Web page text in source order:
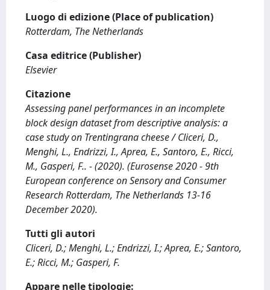
Luogo di edizione (Place of publication)
Rotterdam, The Netherlands
Casa editrice (Publisher)
Elsevier
Citazione
Assessing panel performances in an incomplete
block design dataset from descriptive analysis: a
case study on Trentingrana cheese / Cliceri, D.,
Menghi, L., Endrizzi, I., Aprea, E., Santoro, E., Ricci,
M., Gasperi, F.. - (2020). (Eurosense 2020 - 9th
European conference on Sensory and Consumer
Research Rotterdam, The Netherlands 13-16
December 2020).
Tutti gli autori
Cliceri, D.; Menghi, L.; Endrizzi, I.; Aprea, E.; Santoro,
E.; Ricci, M.; Gasperi, F.
Appare nelle tipologie: